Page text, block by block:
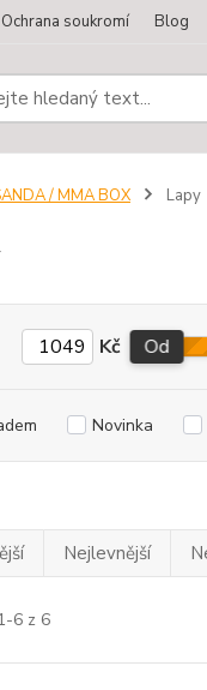
Ochrana soukromí Blog
/ MMA BOX Lapy
Kč Od
Novinka
Nejlevnější
6 z 6